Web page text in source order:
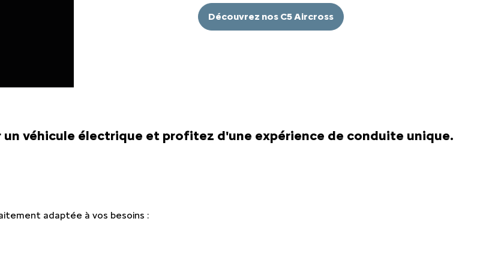
Découvrez nos C5 Aircross
véhicule électrique et profitez d'une expérience de conduite unique.
adaptée à vos besoins :